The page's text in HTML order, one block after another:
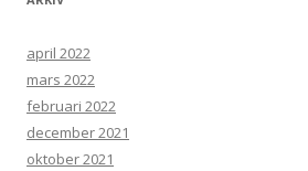
april 2022
mars 2022
februari 2022
december 2021
oktober 2021